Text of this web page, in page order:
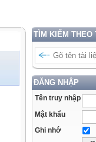
TÌM KIẾM THEO
ĐĂNG NHẬP
Tên truy nhập
Mật khẩu
Ghi nhớ